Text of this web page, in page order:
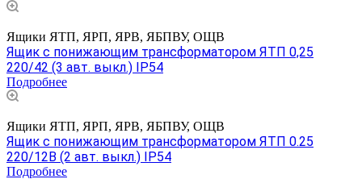
Ящики ЯТП, ЯРП, ЯРВ, ЯБПВУ, ОЩВ
Ящик с понижающим трансформатором ЯТП 0,25
220/42 (3 авт. выкл.) IP54
Подробнее
Ящики ЯТП, ЯРП, ЯРВ, ЯБПВУ, ОЩВ
Ящик с понижающим трансформатором ЯТП 0.25
220/12В (2 авт. выкл.) IP54
Подробнее